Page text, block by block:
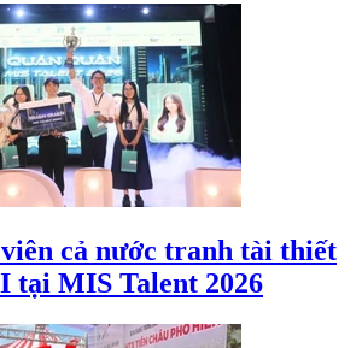
cả nước tranh tài thiết
tại MIS Talent 2026